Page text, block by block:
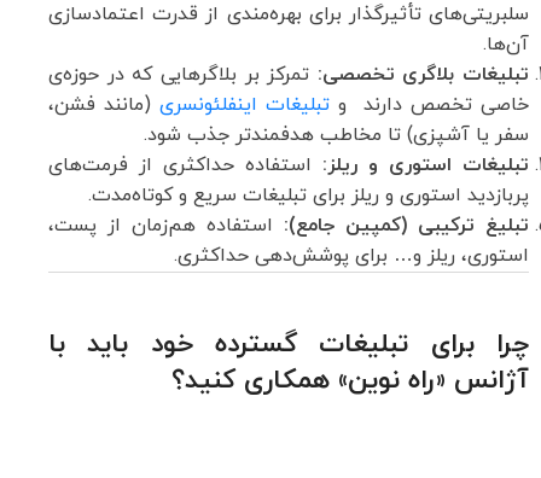
سلبریتی‌های تأثیرگذار برای بهره‌مندی از قدرت اعتمادسازی
آن‌ها.
تبلیغات بلاگری تخصصی: تمرکز بر بلاگرهایی که در حوزه‌ی
خاصی تخصص دارند و تبلیغات اینفلئونسری (مانند فشن،
سفر یا آشپزی) تا مخاطب هدفمندتر جذب شود.
تبلیغات استوری و ریلز: استفاده حداکثری از فرمت‌های
پربازدید استوری و ریلز برای تبلیغات سریع و کوتاه‌مدت.
تبلیغ ترکیبی (کمپین جامع): استفاده هم‌زمان از پست،
استوری، ریلز و… برای پوشش‌دهی حداکثری.
چرا برای تبلیغات گسترده خود باید با
آژانس «راه نوین» همکاری کنید؟